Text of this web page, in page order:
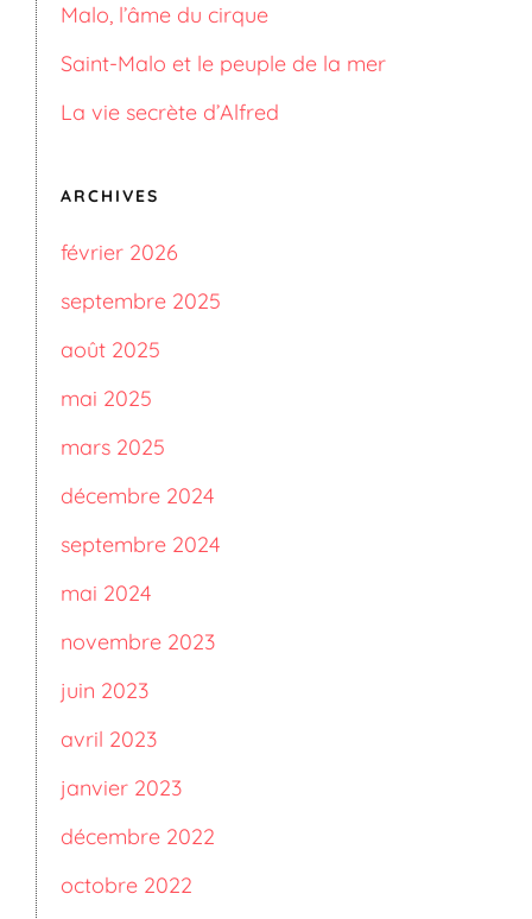
Malo, l’âme du cirque
Saint-Malo et le peuple de la mer
La vie secrète d’Alfred
ARCHIVES
février 2026
septembre 2025
août 2025
mai 2025
mars 2025
décembre 2024
septembre 2024
mai 2024
novembre 2023
juin 2023
avril 2023
janvier 2023
décembre 2022
octobre 2022